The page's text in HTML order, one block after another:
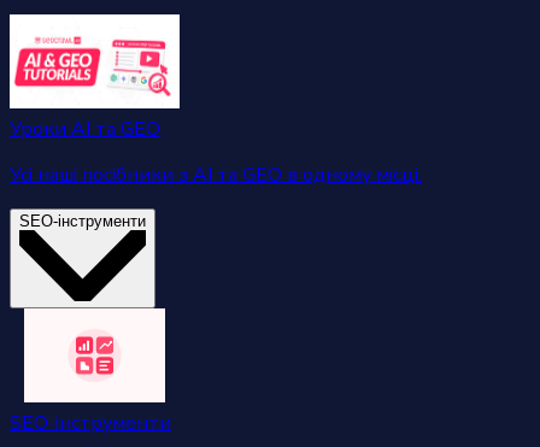
Уроки AI та GEO
Усі наші посібники з AI та GEO в одному місці.
SEO-інструменти
SEO-інструменти